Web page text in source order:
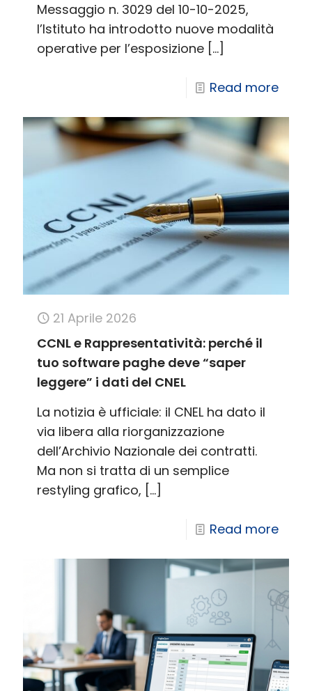
Messaggio n. 3029 del 10-10-2025,
l’Istituto ha introdotto nuove modalità
operative per l’esposizione […]
Read more
21 Aprile 2026
CCNL e Rappresentatività: perché il
tuo software paghe deve “saper
leggere” i dati del CNEL
La notizia è ufficiale: il CNEL ha dato il
via libera alla riorganizzazione
dell’Archivio Nazionale dei contratti.
Ma non si tratta di un semplice
restyling grafico, […]
Read more